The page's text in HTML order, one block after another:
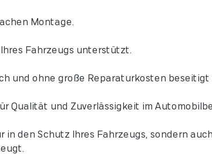
Montage.
Fahrzeugs unterstützt.
und ohne große Reparaturkosten beseitigt
Qualität und Zuverlässigkeit im
den Schutz Ihres Fahrzeugs, sondern